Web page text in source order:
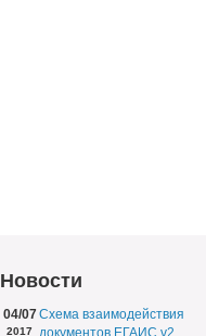
Новости
04/07
2017
Схема взаимодействия
документов ЕГАИС v2